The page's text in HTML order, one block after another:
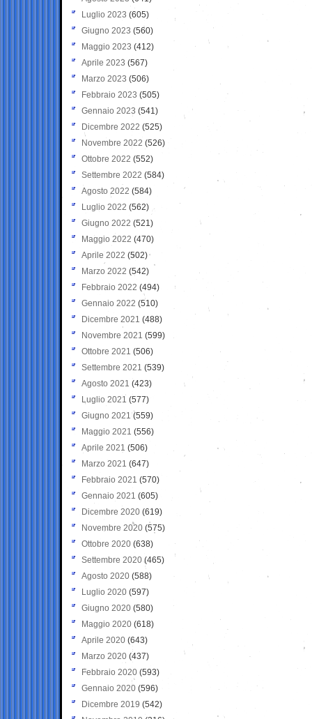
Luglio 2023 (605)
Giugno 2023 (560)
Maggio 2023 (412)
Aprile 2023 (567)
Marzo 2023 (506)
Febbraio 2023 (505)
Gennaio 2023 (541)
Dicembre 2022 (525)
Novembre 2022 (526)
Ottobre 2022 (552)
Settembre 2022 (584)
Agosto 2022 (584)
Luglio 2022 (562)
Giugno 2022 (521)
Maggio 2022 (470)
Aprile 2022 (502)
Marzo 2022 (542)
Febbraio 2022 (494)
Gennaio 2022 (510)
Dicembre 2021 (488)
Novembre 2021 (599)
Ottobre 2021 (506)
Settembre 2021 (539)
Agosto 2021 (423)
Luglio 2021 (577)
Giugno 2021(559)
Maggio 2021 (556)
Aprile 2021 (506)
Marzo 2021 (647)
Febbraio 2021 (570)
Gennaio 2021 (605)
Dicembre 2020 (619)
Novembre 2020 (575)
Ottobre 2020 (638)
Settembre 2020(465)
Agosto 2020 (588)
Luglio 2020 (597)
Giugno 2020 (580)
Maggio 2020 (618)
Aprile 2020 (643)
Marzo 2020 (437)
Febbraio 2020 (593)
Gennaio 2020 (596)
Dicembre 2019 (542)